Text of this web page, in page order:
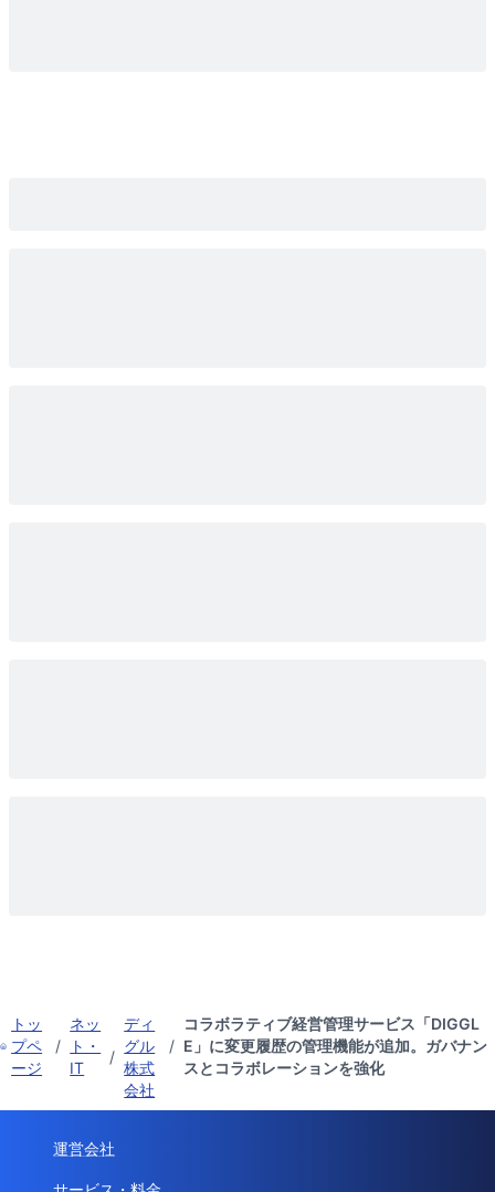
トッ
プペ
ージ
/
ネッ
ト・
IT
/
ディ
グル
株式
会社
/
コラボラティブ経営管理サービス「DIGGL
E」に変更履歴の管理機能が追加。ガバナン
スとコラボレーションを強化
運営会社